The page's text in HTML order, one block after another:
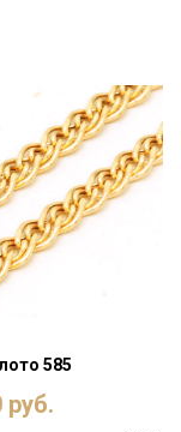
585
руб.